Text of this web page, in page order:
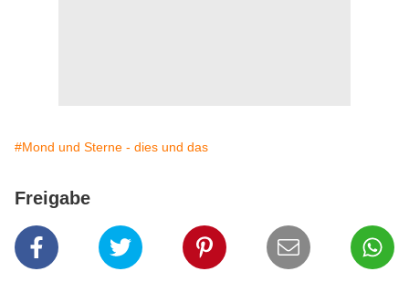
#Mond und Sterne - dies und das
Freigabe